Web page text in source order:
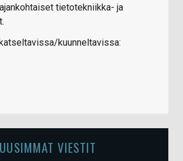
tietotekniikka- ja
kuunneltavissa:
VIESTIT